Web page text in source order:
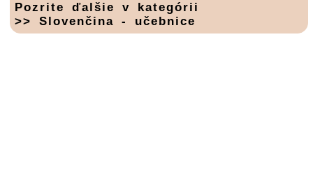
Pozrite ďalšie v kategórii
>> Slovenčina - učebnice